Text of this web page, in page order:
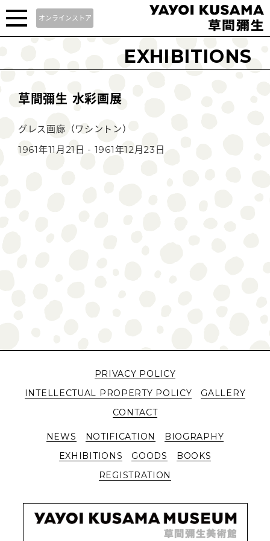
オンラインストア
EXHIBITIONS
草間彌生 水彩画展
グレス画廊（ワシントン）
1961年11月21日 - 1961年12月23日
PRIVACY POLICY
INTELLECTUAL PROPERTY POLICY
GALLERY
CONTACT
NEWS NOTIFICATION
BIOGRAPHY
EXHIBITIONS
GOODS
BOOKS
REGISTRATION